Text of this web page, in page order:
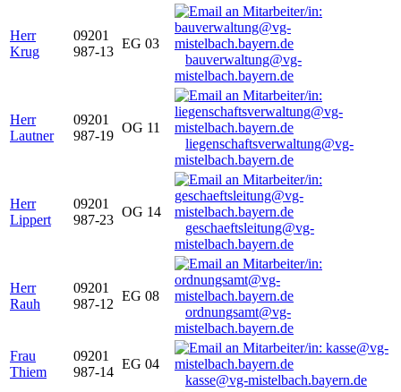
Herr
Krug
09201
987-13
EG 03
bauverwaltung@vg-
mistelbach.bayern.de
Herr
Lautner
09201
987-19
OG 11
liegenschaftsverwaltung@vg-
mistelbach.bayern.de
Herr
Lippert
09201
987-23
OG 14
geschaeftsleitung@vg-
mistelbach.bayern.de
Herr
Rauh
09201
987-12
EG 08
ordnungsamt@vg-
mistelbach.bayern.de
Frau
Thiem
09201
987-14
EG 04
kasse@vg-mistelbach.bayern.de